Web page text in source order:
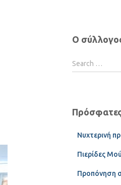
Ο
Search …
Νυχτερινή
Πιερίδες
Προπόνηση